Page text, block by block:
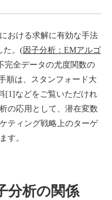
おける求解に有効な手法
た。(因子分析：EMアルゴ
完全データの尤度関数の
順は、スタンフォード大
[1]などをご覧いただけれ
の応用として、潜在変数
ティング戦略上のターゲ
す。
分析の関係